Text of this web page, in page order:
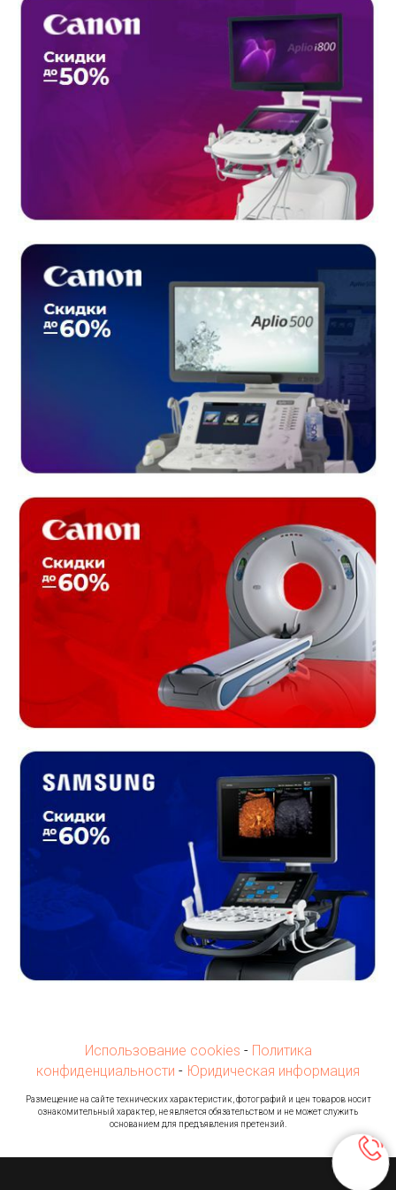
Использование cookies - Политика
конфиденциальности - Юридическая информация
Размещение на сайте технических характеристик, фотографий и цен товаров носит
ознакомительный характер, не является обязательством и не может служить
основанием для предъявления претензий.